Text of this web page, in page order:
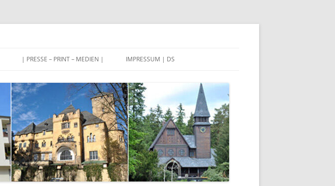
| PRESSE – PRINT – MEDIEN | IMPRESSUM | DS